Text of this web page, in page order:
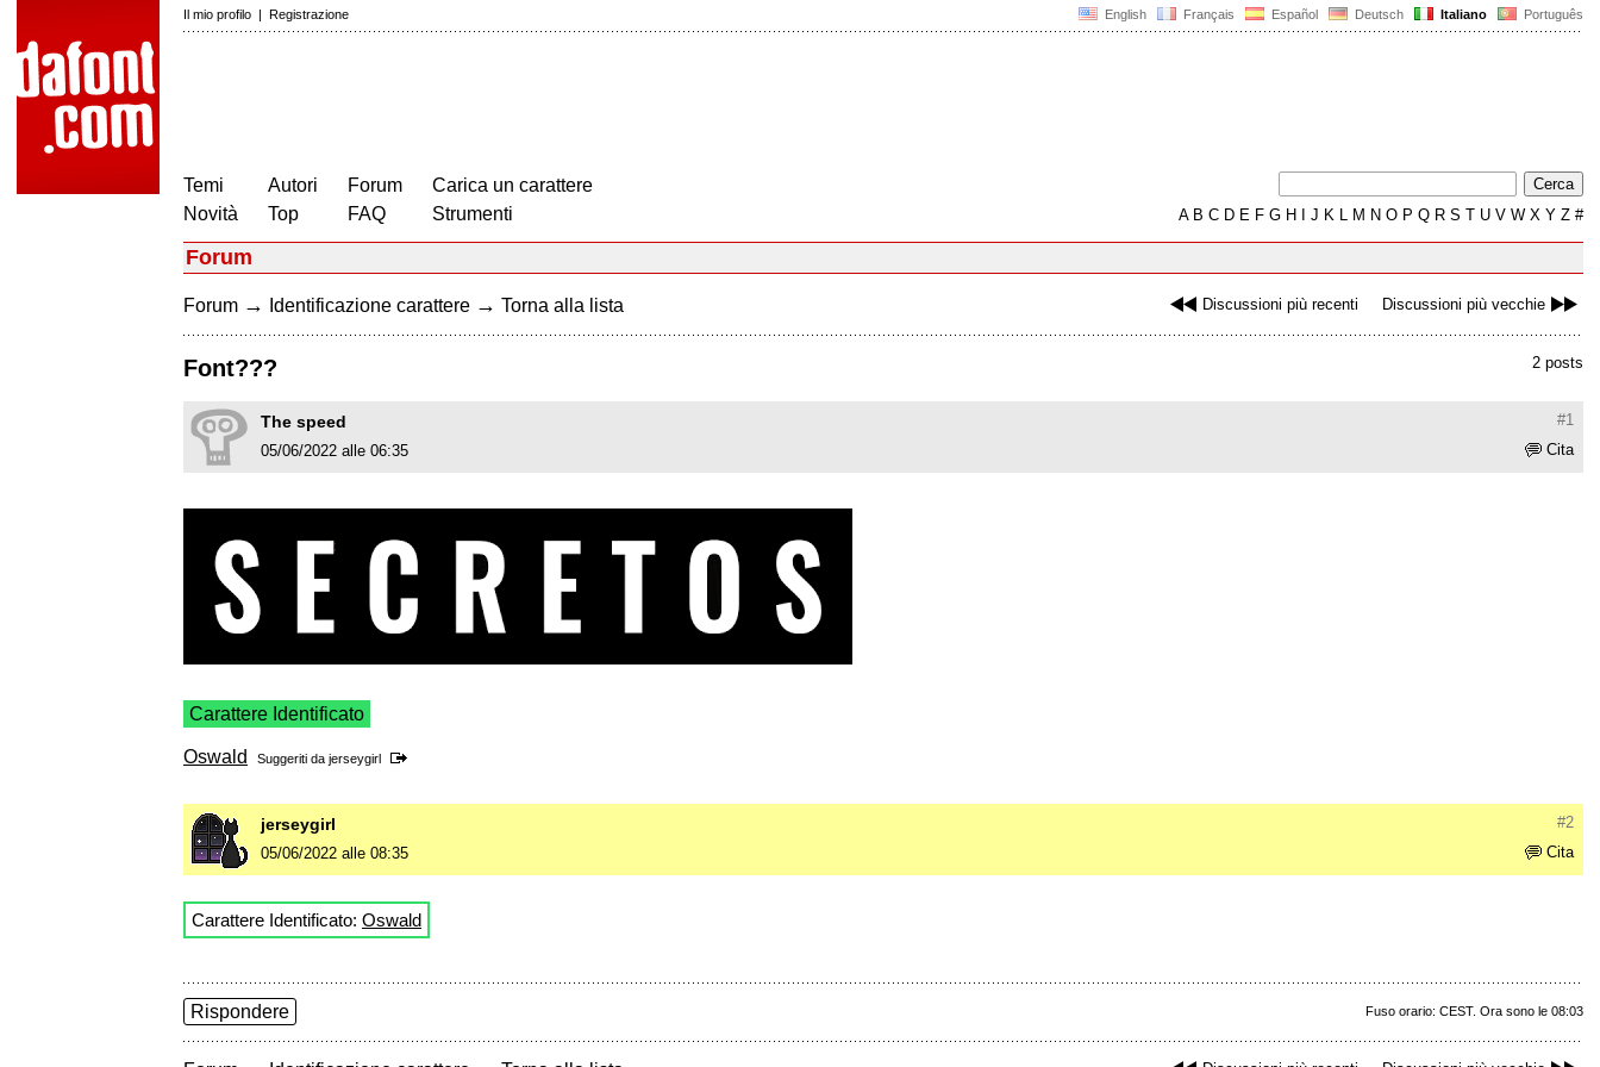
English Français Español Deutsch Italiano Português
Il mio profilo | Registrazione
Temi
Novità
Autori
Top
Forum
FAQ
Carica un carattere
Strumenti
AB C D E F G H J K L M N O P Q R S T U V W X Y Z #
Forum
Discussioni più recenti Discussioni più vecchie
Forum → Identificazione carattere → Torna alla lista
2 posts
Font???
#1
The speed
Cita
05/06/2022 alle 06:35
Carattere Identificato
Oswald Suggeriti da jerseygirl
#2
jerseygirl
Cita
05/06/2022 alle 08:35
Carattere Identificato: Oswald
Fuso orario: CEST. Ora sono le 08:03
Rispondere